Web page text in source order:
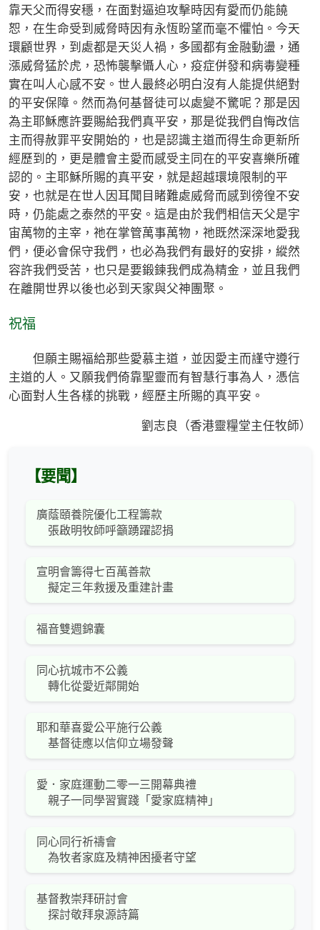
靠天父而得安穩，在面對逼迫攻擊時因有愛而仍能饒
恕，在生命受到威脅時因有永恆盼望而毫不懼怕。今天
環顧世界，到處都是天災人禍，多國都有金融動盪，通
漲威脅猛於虎，恐怖襲擊懾人心，疫症併發和病毒變種
實在叫人心感不安。世人最終必明白沒有人能提供絕對
的平安保障。然而為何基督徒可以處變不驚呢？那是因
為主耶穌應許要賜給我們真平安，那是從我們自悔改信
主而得赦罪平安開始的，也是認識主道而得生命更新所
經歷到的，更是體會主愛而感受主同在的平安喜樂所確
認的。主耶穌所賜的真平安，就是超越環境限制的平
安，也就是在世人因耳聞目睹難處威脅而感到徬徨不安
時，仍能處之泰然的平安。這是由於我們相信天父是宇
宙萬物的主宰，祂在掌管萬事萬物，祂既然深深地愛我
們，便必會保守我們，也必為我們有最好的安排，縱然
容許我們受苦，也只是要鍛鍊我們成為精金，並且我們
在離開世界以後也必到天家與父神團聚。
祝福
但願主賜福給那些愛慕主道，並因愛主而謹守遵行
主道的人。又願我們倚靠聖靈而有智慧行事為人，憑信
心面對人生各樣的挑戰，經歷主所賜的真平安。
劉志良（香港靈糧堂主任牧師）
【要聞】
廣蔭頤養院優化工程籌款
張啟明牧師呼籲踴躍認捐
宣明會籌得七百萬善款
擬定三年救援及重建計畫
福音雙週錦囊
同心抗城市不公義
轉化從愛近鄰開始
耶和華喜愛公平施行公義
基督徒應以信仰立場發聲
愛．家庭運動二零一三開幕典禮
親子一同學習實踐「愛家庭精神」
同心同行祈禱會
為牧者家庭及精神困擾者守望
基督教崇拜研討會
探討敬拜泉源詩篇